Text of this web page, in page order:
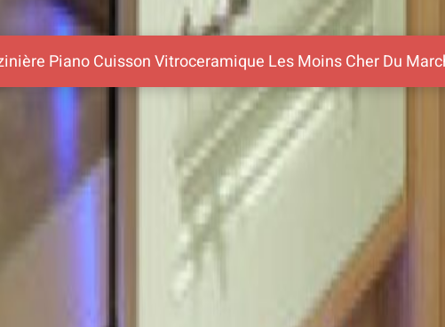
Piano Cuisson Vitroceramique Les Moins Cher Du